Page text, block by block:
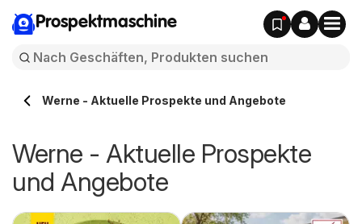
Prospektmaschine
Werne - Aktuelle Prospekte und Angebote
Werne - Aktuelle Prospekte
und Angebote